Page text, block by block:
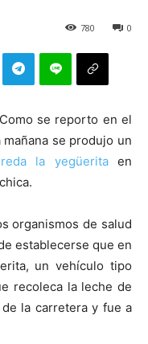
0
780
se reporto en el
se produjo un
la yegüeritaen
organismos de salud
establecerse que en
un vehículo tipo
recoleca la leche de
la carretera y fue a